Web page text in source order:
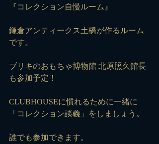
『コレクション自慢ルーム』
鎌倉アンティークス土橋が作るルーム
です。
ブリキのおもちゃ博物館 北原照久館長
も参加予定！
CLUBHOUSEに慣れるために一緒に
「コレクション談義」をしましょう。
誰でも参加できます。